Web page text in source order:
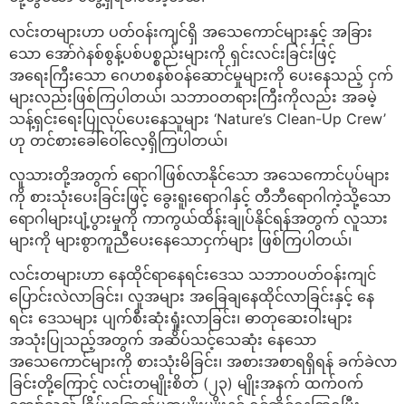
လင်းတများဟာ ပတ်ဝန်းကျင်ရှိ အသေကောင်များနှင့် အခြား
သော အော်ဂဲနစ်စွန့်ပစ်ပစ္စည်းများကို ရှင်းလင်းခြင်းဖြင့်
အရေးကြီးသော ဂေဟစနစ်ဝန်ဆောင်မှုများကို ပေးနေသည့် ငှက်
များလည်းဖြစ်ကြပါတယ်၊ သဘာဝတရားကြီးကိုလည်း အခမဲ့
သန့်ရှင်းရေးပြုလုပ်ပေးနေသူများ ‘Nature’s Clean-Up Crew’
ဟု တင်စားခေါ်ဝေါ်လေ့ရှိကြပါတယ်၊
လူသားတို့အတွက် ရောဂါဖြစ်လာနိုင်သော အသေကောင်ပုပ်များ
ကို စားသုံးပေးခြင်းဖြင့် ခွေးရူးရောဂါနှင့် တီဘီရောဂါကဲ့သို့သော
ရောဂါများပျံ့ပွားမှုကို ကာကွယ်ထိန်းချုပ်နိုင်ရန်အတွက် လူသား
များကို များစွာကူညီပေးနေသောငှက်များ ဖြစ်ကြပါတယ်၊
လင်းတများဟာ နေထိုင်ရာနေရင်းဒေသ သဘာဝပတ်ဝန်းကျင်
ပြောင်းလဲလာခြင်း၊ လူအများ အခြေချနေထိုင်လာခြင်းနှင့် နေ
ရင်း ဒေသများ ပျက်စီးဆုံးရှုံးလာခြင်း၊ ဓာတုဆေးဝါးများ
အသုံးပြုသည့်အတွက် အဆိပ်သင့်သေဆုံး နေသော
အသေကောင်များကို စားသုံးမိခြင်း၊ အစားအစာရရှိရန် ခက်ခဲလာ
ခြင်းတို့ကြောင့် လင်းတမျိုးစိတ် (၂၃) မျိုးအနက် ထက်ဝက်